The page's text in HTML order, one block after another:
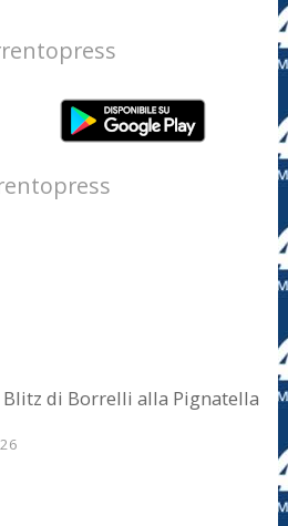
di Borrelli alla Pignatella